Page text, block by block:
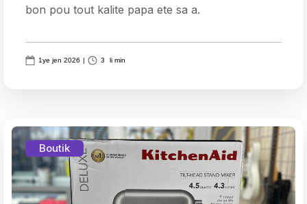
bon pou tout kalite papa ete sa a.
1ye jen 2026 | 3 li min
Boutik